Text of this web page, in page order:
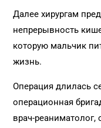
Далее хирургам
непрерывность
которую мальчик
жизнь.
Операция длилась
операционная
врач-реаниматолог,